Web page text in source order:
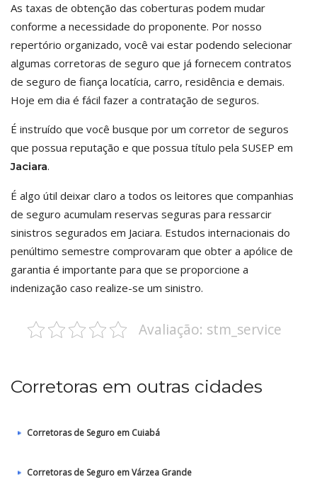
As taxas de obtenção das coberturas podem mudar
conforme a necessidade do proponente. Por nosso
repertório organizado, você vai estar podendo selecionar
algumas corretoras de seguro que já fornecem contratos
de seguro de fiança locatícia, carro, residência e demais.
Hoje em dia é fácil fazer a contratação de seguros.
É instruído que você busque por um corretor de seguros
que possua reputação e que possua título pela SUSEP em
Jaciara.
É algo útil deixar claro a todos os leitores que companhias
de seguro acumulam reservas seguras para ressarcir
sinistros segurados em Jaciara. Estudos internacionais do
penúltimo semestre comprovaram que obter a apólice de
garantia é importante para que se proporcione a
indenização caso realize-se um sinistro.
Avaliação: stm_service
Corretoras em outras cidades
Corretoras de Seguro em Cuiabá
Corretoras de Seguro em Várzea Grande